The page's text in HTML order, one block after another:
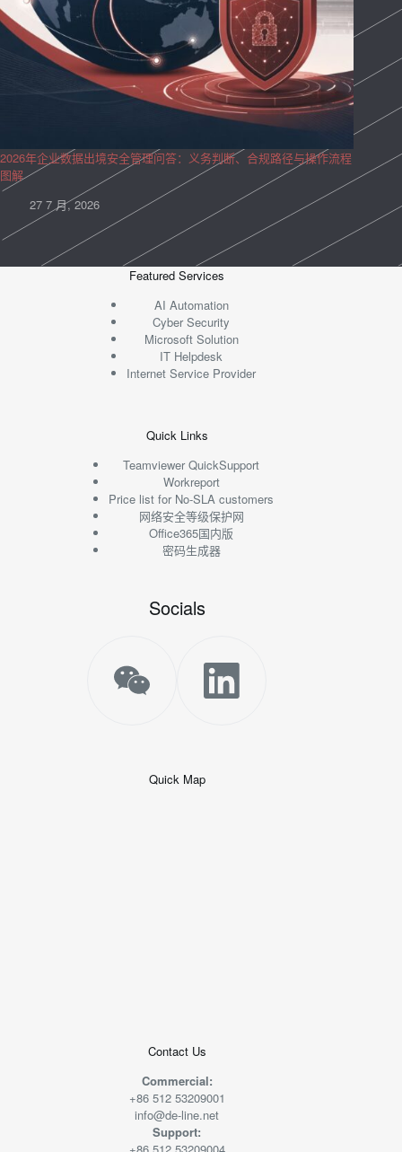
2026年企业数据出境安全管理问答：义务判断、合规路径与操作流程
图解
27 7 月, 2026
Featured Services
AI Automation
Cyber Security
Microsoft Solution
IT Helpdesk
Internet Service Provider
Quick Links
Teamviewer QuickSupport
Workreport
Price list for No-SLA customers
网络安全等级保护网
Office365国内版
密码生成器
Socials
Quick Map
Contact Us
Commercial:
+86 512 53209001
info@de-line.net
Support:
+86 512 53209004